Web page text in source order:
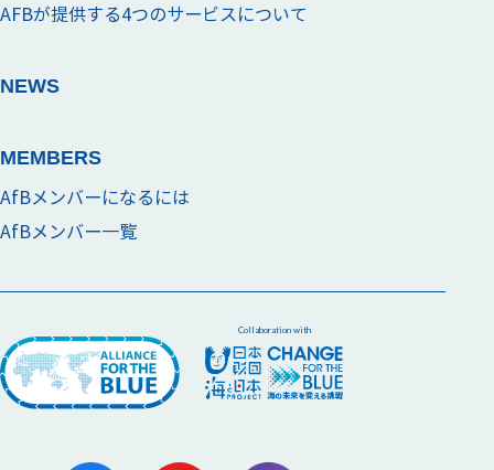
AFBが提供する4つのサービスについて
NEWS
MEMBERS
AfBメンバーになるには
AfBメンバー一覧
Collaboration with